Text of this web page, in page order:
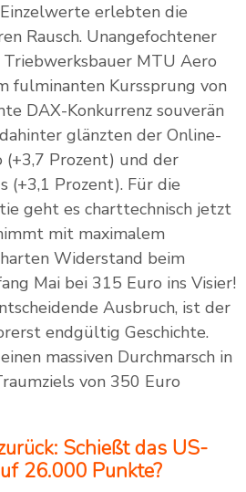
erlebten die
Rausch. Unangefochtener
MTU Aero
fulminanten Kurssprung von
DAX-Konkurrenz souverän
glänzten der Online-
(+3,7 Prozent) und der
Prozent). Für die
geht es charttechnisch jetzt
mit maximalem
Widerstand beim
Mai bei 315 Euro ins Visier!
Ausbruch, ist der
endgültig Geschichte.
massiven Durchmarsch in
von 350 Euro
Schießt das US-
26.000 Punkte?